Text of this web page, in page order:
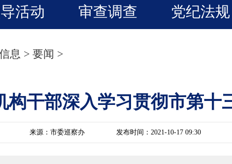
活动 审查调查 党纪法规
息 > 要闻 >
构干部深入学习贯彻市第十
来源：市委巡察办 发布时间：2021-10-17 09:30